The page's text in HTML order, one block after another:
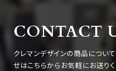
CONTACT
クレマンデザインの商品につい
せはこちらからお気軽にお送りく